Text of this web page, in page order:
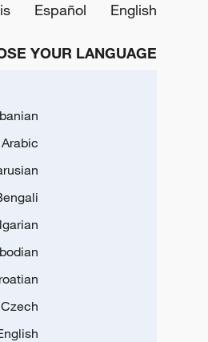
English
Español
YOUR LANGUAGE
Arabic
Czech